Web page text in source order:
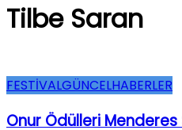
Tilbe Saran
FESTİVALGÜNCELHABERLER
Onur Ödülleri